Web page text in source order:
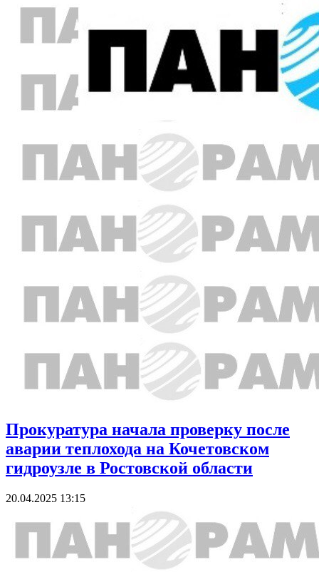
Прокуратура начала проверку после
аварии теплохода на Кочетовском
гидроузле в Ростовской области
20.04.2025 13:15